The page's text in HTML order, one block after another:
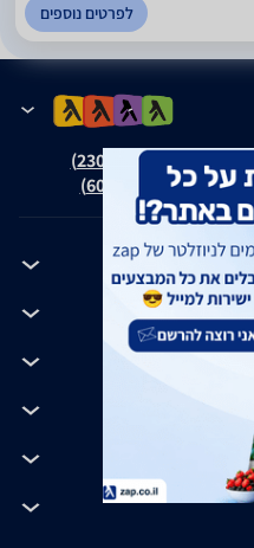
לפרטים נוספים
08-20)
12-19)